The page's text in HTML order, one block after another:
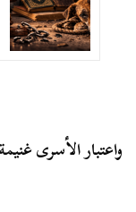
واعتبار الأسرى